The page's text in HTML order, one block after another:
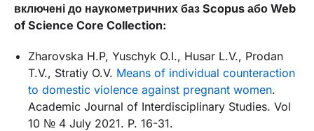
включені до наукометричних баз Scopus або Web
of Science Core Collection:
Zharovska H.P, Yuschyk O.I., Husar L.V., Prodan
T.V., Stratiy O.V. Means of individual counteraction
to domestic violence against pregnant women.
Academic Journal of Interdisciplinary Studies. Vol
10 № 4 July 2021. P. 16-31.